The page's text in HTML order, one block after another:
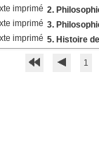
2.
3.
5. Histoire
1